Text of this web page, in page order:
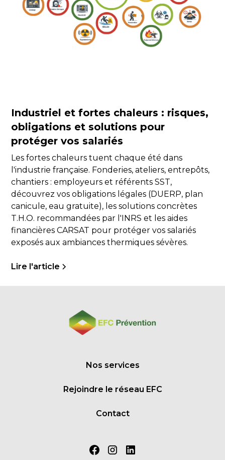
Industriel et fortes chaleurs : risques,
obligations et solutions pour
protéger vos salariés
Les fortes chaleurs tuent chaque été dans
l'industrie française. Fonderies, ateliers, entrepôts,
chantiers : employeurs et référents SST,
découvrez vos obligations légales (DUERP, plan
canicule, eau gratuite), les solutions concrètes
T.H.O. recommandées par l'INRS et les aides
financières CARSAT pour protéger vos salariés
exposés aux ambiances thermiques sévères.
Lire l'article
Nos services
Rejoindre le réseau EFC
Contact